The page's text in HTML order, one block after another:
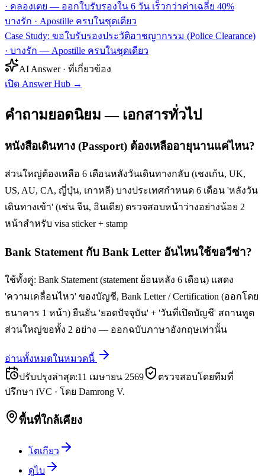
· คลองเตย — ออกใบรับรองใน 6 วัน เร็วกว่าค่าเฉลี่ย 40%
บางรัก · Apostille ครบในชุดเดียว
Case Study: ขอใบรับรองประวัติอาชญากรรม (Police Clearance)
· บางรัก — Apostille ครบในชุดเดียว
AI Answer · ที่เกี่ยวข้อง
เปิด Answer Hub →
คำถามยอดนิยม — เอกสารทั่วไป
หนังสือเดินทาง (Passport) ต้องเหลืออายุนานแค่ไหน?
ส่วนใหญ่ต้องเหลือ 6 เดือนหลังวันเดินทางกลับ (เชงเก้น, UK,
US, AU, CA, ญี่ปุ่น, เกาหลี) บางประเทศกำหนด 6 เดือน 'หลังวัน
เดินทางเข้า' (เช่น จีน, อินเดีย) ตรวจสอบหน้าว่างอย่างน้อย 2
หน้าสำหรับ visa sticker + stamp
Bank Statement กับ Bank Letter อันไหนใช้ขอวีซ่า?
ใช้ทั้งคู่: Bank Statement (statement ย้อนหลัง 6 เดือน) แสดง
'ความเคลื่อนไหว' ของบัญชี, Bank Letter / Certification (ออกโดย
ธนาคาร 1 หน้า) ยืนยัน 'ยอดปัจจุบัน' + 'วันที่เปิดบัญชี' สถานทูต
ส่วนใหญ่ขอทั้ง 2 อย่าง — ออกฉบับภาษาอังกฤษเท่านั้น
อ่านทั้งหมดในหมวดนี้
ปรับปรุงล่าสุด:11 เมษายน 2569
ตรวจสอบโดยทีมที่
ปรึกษา iVC · โดย Damrong V.
พื้นที่ใกล้เคียง
โตเกียว
ดูไบ